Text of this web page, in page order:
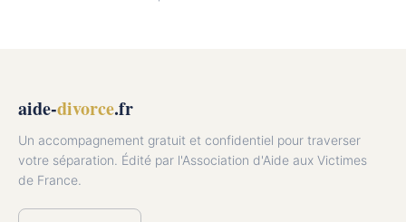
aide-divorce.fr
Un accompagnement gratuit et confidentiel pour traverser
votre séparation. Édité par l'Association d'Aide aux Victimes
de France.